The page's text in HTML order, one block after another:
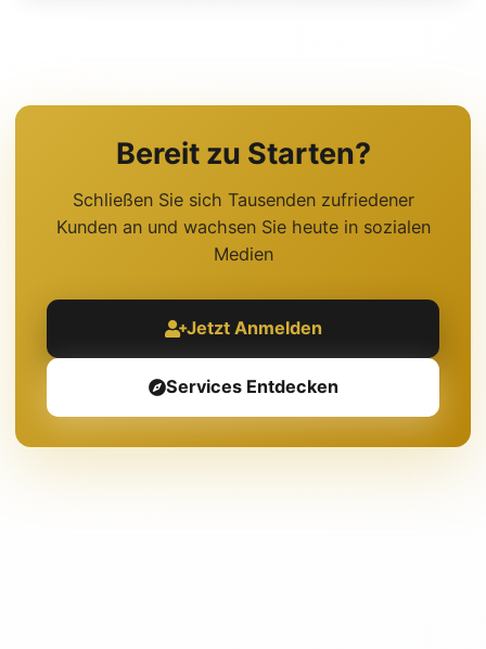
Bereit zu Starten?
Schließen Sie sich Tausenden zufriedener
Kunden an und wachsen Sie heute in sozialen
Medien
Jetzt Anmelden
Services Entdecken